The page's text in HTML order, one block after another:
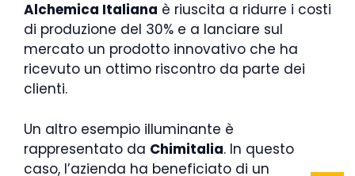
Alchemica Italiana è riuscita a ridurre i costi
di produzione del 30% e a lanciare sul
mercato un prodotto innovativo che ha
ricevuto un ottimo riscontro da parte dei
clienti.
Un altro esempio illuminante è
rappresentato da Chimitalia. In questo
caso, l’azienda ha beneficiato di un